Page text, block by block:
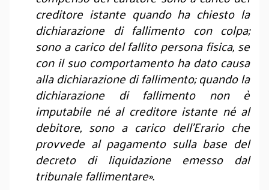
creditore istante quando ha chiesto la
dichiarazione di fallimento con colpa;
sono a carico del fallito persona fisica, se
con il suo comportamento ha dato causa
alla dichiarazione di fallimento; quando la
dichiarazione di fallimento non è
imputabile né al creditore istante né al
debitore, sono a carico dell’Erario che
provvede al pagamento sulla base del
decreto di liquidazione emesso dal
tribunale fallimentare».